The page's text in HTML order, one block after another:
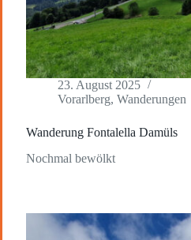
23. August 2025
Vorarlberg, Wanderungen
Wanderung Fontalella Damüls
Nochmal bewölkt